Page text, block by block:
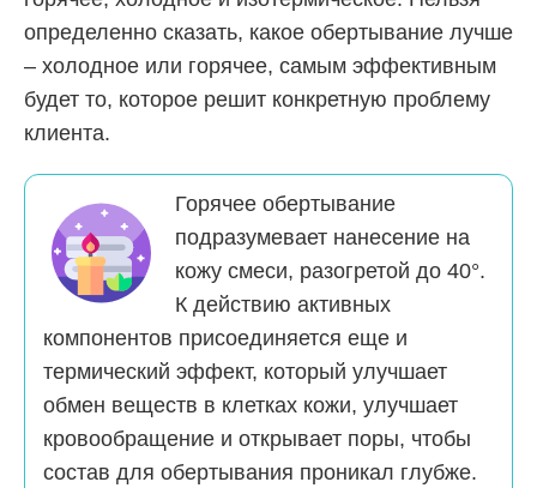
определенно сказать, какое обертывание лучше
– холодное или горячее, самым эффективным
будет то, которое решит конкретную проблему
клиента.
Горячее обертывание
подразумевает нанесение на
кожу смеси, разогретой до 40°.
К действию активных
компонентов присоединяется еще и
термический эффект, который улучшает
обмен веществ в клетках кожи, улучшает
кровообращение и открывает поры, чтобы
состав для обертывания проникал глубже.